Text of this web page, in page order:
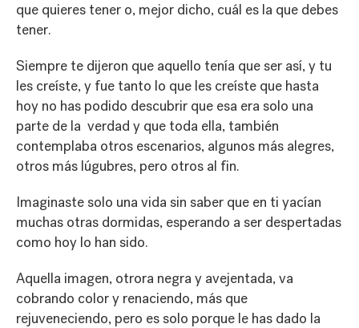
que quieres tener o, mejor dicho, cuál es la que debes
tener.
Siempre te dijeron que aquello tenía que ser así, y tu
les creíste, y fue tanto lo que les creíste que hasta
hoy no has podido descubrir que esa era solo una
parte de la verdad y que toda ella, también
contemplaba otros escenarios, algunos más alegres,
otros más lúgubres, pero otros al fin.
Imaginaste solo una vida sin saber que en ti yacían
muchas otras dormidas, esperando a ser despertadas
como hoy lo han sido.
Aquella imagen, otrora negra y avejentada, va
cobrando color y renaciendo, más que
rejuveneciendo, pero es solo porque le has dado la